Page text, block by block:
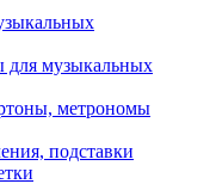
для музыкальных
метрономы
подставки